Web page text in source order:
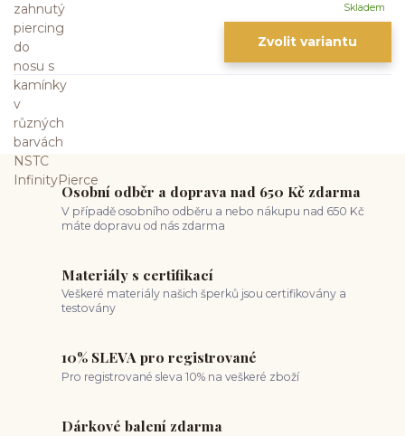
Skladem
Zvolit variantu
Osobní odběr a doprava nad 650 Kč zdarma
V případě osobního odběru a nebo nákupu nad 650 Kč
máte dopravu od nás zdarma
Materiály s certifikací
Veškeré materiály našich šperků jsou certifikovány a
testovány
10% SLEVA pro registrované
Pro registrované sleva 10% na veškeré zboží
Dárkové balení zdarma